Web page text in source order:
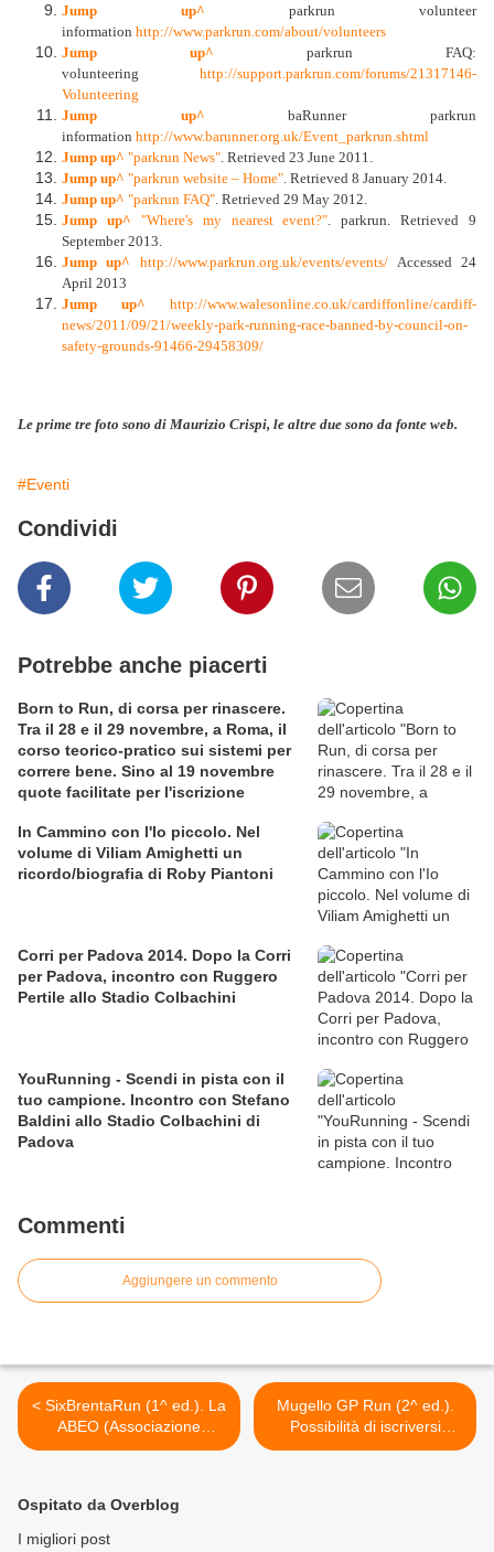
Jump up^ parkrun volunteer
information http://www.parkrun.com/about/volunteers
Jump up^ parkrun FAQ:
volunteering http://support.parkrun.com/forums/21317146-
Volunteering
Jump up^ baRunner parkrun
information http://www.barunner.org.uk/Event_parkrun.shtml
Jump up^ "parkrun News" . Retrieved 23 June 2011.
Jump up^ "parkrun website – Home" . Retrieved 8 January 2014.
Jump up^ "parkrun FAQ" . Retrieved 29 May 2012.
Jump up^
"Where's my nearest event?" . parkrun. Retrieved 9
September 2013.
Jump up^
http://www.parkrun.org.uk/events/events/Accessed 24
April 2013
Jump up^
http://www.walesonline.co.uk/cardiffonline/cardiff-
news/2011/09/21/weekly-park-running-race-banned-by-council-on-
safety-grounds-91466-29458309/
Le prime tre foto sono di Maurizio Crispi, le altre due sono da fonte web.
#Eventi
Condividi
Potrebbe anche piacerti
Born to Run, di corsa per rinascere.
Tra il 28 e il 29 novembre, a Roma, il
corso teorico-pratico sui sistemi per
correre bene. Sino al 19 novembre
quote facilitate per l'iscrizione
In Cammino con l'Io piccolo. Nel
volume di Viliam Amighetti un
ricordo/biografia di Roby Piantoni
Corri per Padova 2014. Dopo la Corri
per Padova, incontro con Ruggero
Pertile allo Stadio Colbachini
YouRunning - Scendi in pista con il
tuo campione. Incontro con Stefano
Baldini allo Stadio Colbachini di
Padova
Commenti
Aggiungere un commento
< SixBrentaRun (1^ ed.). La
ABEO (Associazione
Bambino Emopatico
Mugello GP Run (2^ ed.).
Possibilità di iscriversi
anche il 26 mattina presso il
Ospitato da Overblog
I migliori post